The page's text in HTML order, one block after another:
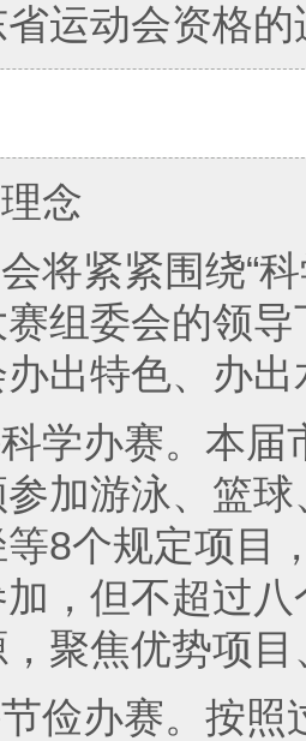
运动会资格
念
将紧紧围绕“
组委会的领导
出特色、办
学办赛。本届
加游泳、篮
8个规定项目
，但不超过
聚焦优势项
俭办赛。按